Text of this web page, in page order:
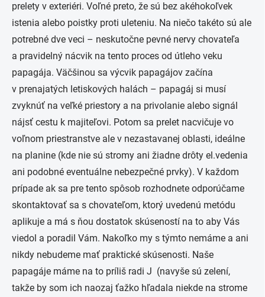
prelety v exteriéri. Voľné preto, že sú bez akéhokoľvek
istenia alebo poistky proti uleteniu. Na niečo takéto sú ale
potrebné dve veci – neskutočne pevné nervy chovateľa
a pravidelný nácvik na tento proces od útleho veku
papagája. Väčšinou sa výcvik papagájov začína
v prenajatých letiskových halách – papagáj si musí
zvyknúť na veľké priestory a na privolanie alebo signál
nájsť cestu k majiteľovi. Potom sa prelet nacvičuje vo
voľnom priestranstve ale v nezastavanej oblasti, ideálne
na planine (kde nie sú stromy ani žiadne drôty el.vedenia
ani podobné eventuálne nebezpečné prvky). V každom
prípade ak sa pre tento spôsob rozhodnete odporúčame
skontaktovať sa s chovateľom, ktorý uvedenú metódu
aplikuje a má s ňou dostatok skúseností na to aby Vás
viedol a poradil Vám. Nakoľko my s týmto nemáme a ani
nikdy nebudeme mať praktické skúsenosti. Naše
papagáje máme na to príliš radi J (navyše sú zelení,
takže by som ich naozaj ťažko hľadala niekde na strome